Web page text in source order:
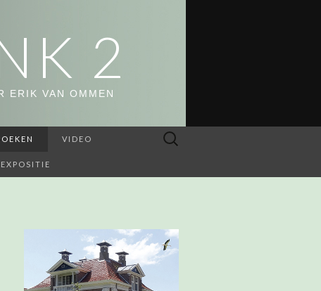
2
ERIK VAN OMMEN
VIDEO
EXPOSITIE
Zoeken